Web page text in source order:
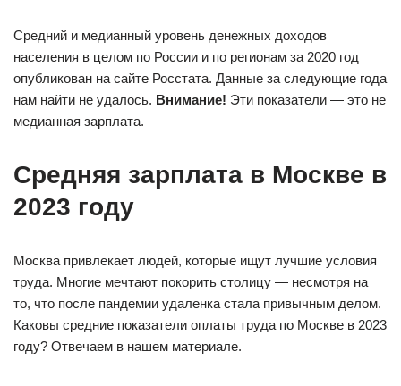
Средний и медианный уровень денежных доходов
населения в целом по России и по регионам за 2020 год
опубликован на сайте Росстата. Данные за следующие года
нам найти не удалось. Внимание! Эти показатели — это не
медианная зарплата.
Средняя зарплата в Москве в
2023 году
Москва привлекает людей, которые ищут лучшие условия
труда. Многие мечтают покорить столицу — несмотря на
то, что после пандемии удаленка стала привычным делом.
Каковы средние показатели оплаты труда по Москве в 2023
году? Отвечаем в нашем материале.